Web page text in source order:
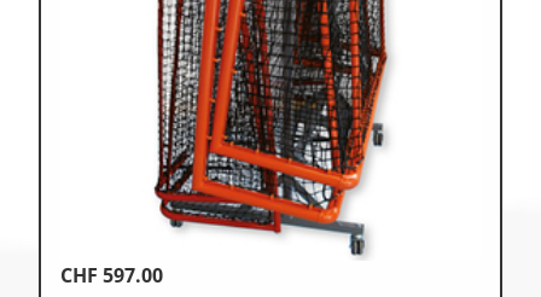
CHF 597.00